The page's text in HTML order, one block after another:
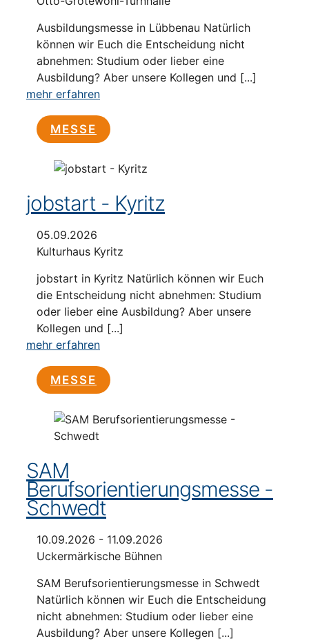
Ausbildungsmesse in Lübbenau Natürlich
können wir Euch die Entscheidung nicht
abnehmen: Studium oder lieber eine
Ausbildung? Aber unsere Kollegen und [...]
mehr erfahren
MESSE
jobstart - Kyritz
05.09.2026
Kulturhaus Kyritz
jobstart in Kyritz Natürlich können wir Euch
die Entscheidung nicht abnehmen: Studium
oder lieber eine Ausbildung? Aber unsere
Kollegen und [...]
mehr erfahren
MESSE
SAM
Berufsorientierungsmesse -
Schwedt
10.09.2026 - 11.09.2026
Uckermärkische Bühnen
SAM Berufsorientierungsmesse in Schwedt
Natürlich können wir Euch die Entscheidung
nicht abnehmen: Studium oder lieber eine
Ausbildung? Aber unsere Kollegen [...]